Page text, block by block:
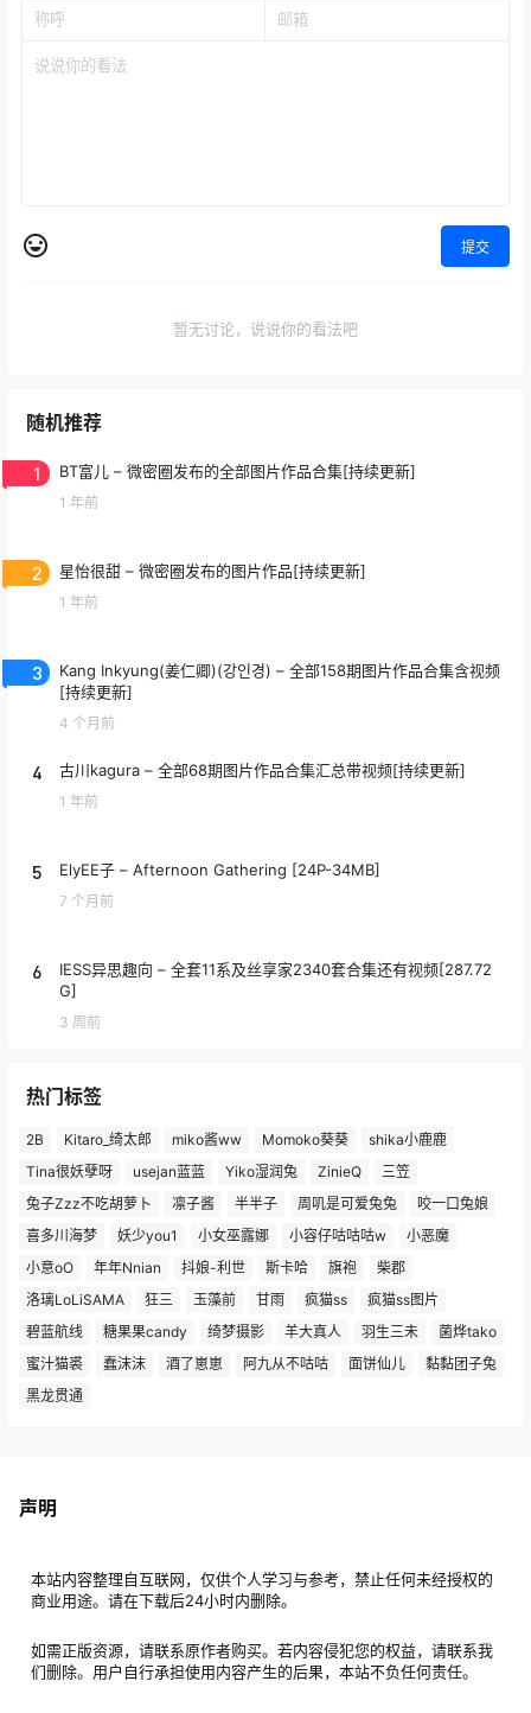
提交
暂无讨论，说说你的看法吧
随机推荐
1 BT富儿 – 微密圈发布的全部图片作品合集[持续更新]
1 年前
2 星怡很甜 – 微密圈发布的图片作品[持续更新]
1 年前
3
Kang Inkyung(姜仁卿)(강인경) – 全部158期图片作品合集含视频
[持续更新]
4 个月前
4 古川kagura – 全部68期图片作品合集汇总带视频[持续更新]
1 年前
5 ElyEE子 – Afternoon Gathering [24P-34MB]
7 个月前
6
IESS异思趣向 – 全套11系及丝享家2340套合集还有视频[287.72
G]
3 周前
热门标签
2B Kitaro_绮太郎 miko酱ww Momoko葵葵
shika小鹿鹿
Tina很妖孽呀
usejan蓝蓝 Yiko湿润兔 ZinieQ
三笠
兔子Zzz不吃胡萝卜
凛子酱 半半子 周叽是可爱兔兔
咬一口兔娘
喜多川海梦
妖少you1 小女巫露娜 小容仔咕咕咕w
小恶魔
小意oO
年年Nnian 抖娘-利世 斯卡哈 旗袍
柴郡
洛璃LoLiSAMA
狂三 玉藻前 甘雨 疯猫ss
疯猫ss图片
碧蓝航线
糖果果candy 绮梦摄影 羊大真人 羽生三未
菌烨tako
蜜汁猫裘
蠢沫沫 酒了崽崽 阿九从不咕咕 面饼仙儿
黏黏团子兔
黑龙贯通
声明
本站内容整理自互联网，仅供个人学习与参考，禁止任何未经授权的
商业用途。请在下载后24小时内删除。
如需正版资源，请联系原作者购买。若内容侵犯您的权益，请联系我
们删除。用户自行承担使用内容产生的后果，本站不负任何责任。